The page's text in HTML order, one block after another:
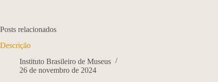
Posts relacionados
Descrição
Instituto Brasileiro de Museus
26 de novembro de 2024